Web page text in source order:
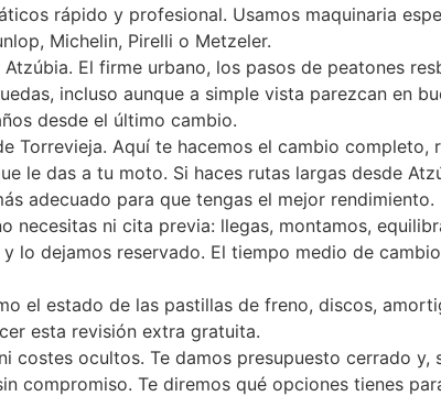
rápido y profesional. Usamos maquinaria
Michelin, Pirelli o Metzeler.
El firme urbano, los pasos de peatones
incluso aunque a simple vista parezcan en
desde el último cambio.
Torrevieja. Aquí te hacemos el cambio completo,
le das a tu moto. Si haces rutas largas desde
adecuado para que tengas el mejor rendimiento.
necesitas ni cita previa: llegas, montamos,
lo dejamos reservado. El tiempo medio de
el estado de las pastillas de freno, discos,
esta revisión extra gratuita.
ocultos. Te damos presupuesto cerrado y,
compromiso. Te diremos qué opciones tienes